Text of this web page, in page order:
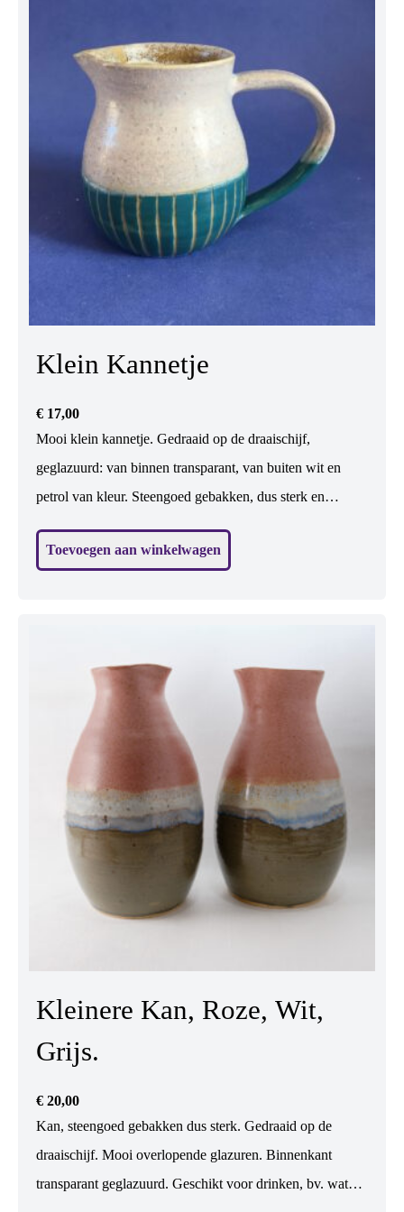
Klein Kannetje
€ 17,00
Mooi klein kannetje. Gedraaid op de draaischijf,
geglazuurd: van binnen transparant, van buiten wit en
petrol van kleur. Steengoed gebakken, dus sterk en
water, melk, wijn. Maar er kan ook een klein boeketje in.
Toevoegen aan winkelwagen
Kleinere Kan, Roze, Wit,
Grijs.
€ 20,00
Kan, steengoed gebakken dus sterk. Gedraaid op de
draaischijf. Mooi overlopende glazuren. Binnenkant
transparant geglazuurd. Geschikt voor drinken, bv. water,